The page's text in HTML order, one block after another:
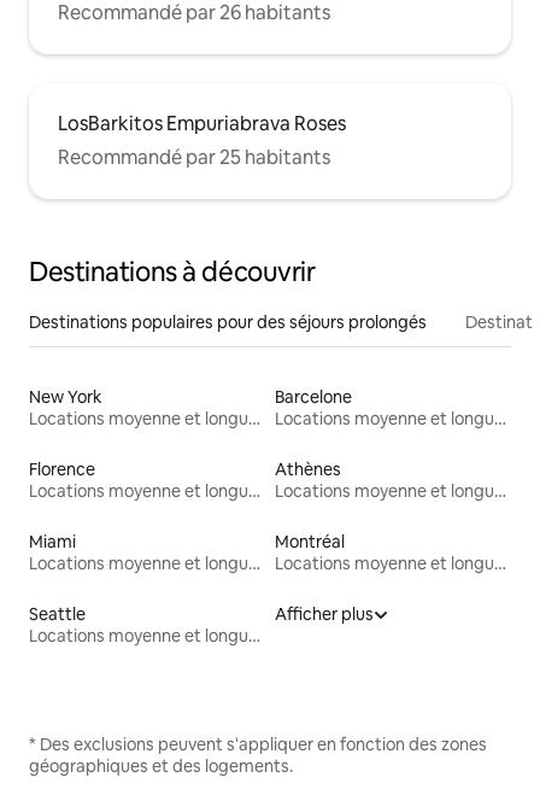
Recommandé par 26 habitants
LosBarkitos Empuriabrava Roses
Recommandé par 25 habitants
Destinations à découvrir
Destinations populaires pour des séjours prolongés
New York
Locations moyenne et longue durée
Barcelone
Locations moyenne et longue durée
Florence
Locations moyenne et longue durée
Athènes
Locations moyenne et longue durée
Miami
Locations moyenne et longue durée
Montréal
Locations moyenne et longue durée
Seattle
Locations moyenne et longue durée
Afficher plus
* Des exclusions peuvent s'appliquer en fonction des zones
géographiques et des logements.